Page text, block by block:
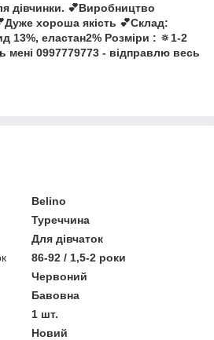
дівчинки. 💕Виробництво
хороша якість 💕Склад:
13%, еластан2% Розміри : 🔅1-2
мені 0997779773 - відправлю весь
Belino
Туреччина
Для дівчаток
86-92 / 1,5-2 роки
Червоний
Бавовна
1 шт.
Новий